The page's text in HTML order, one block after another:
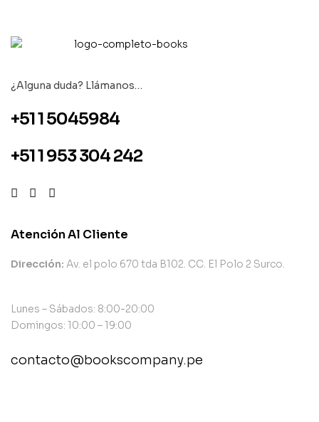
¿Alguna duda? Llámanos…
+51 1 5045984
+51 1 953 304 242
Atención Al Cliente
Dirección: Av. el polo 670 tda B102. CC. El Polo 2 Surco.
Lunes – Sábados: 8:00-20:00
Domingos: 10:00 – 19:00
contacto@bookscompany.pe